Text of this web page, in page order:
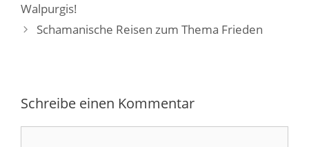
Walpurgis!
Schamanische Reisen zum Thema Frieden
Schreibe einen Kommentar